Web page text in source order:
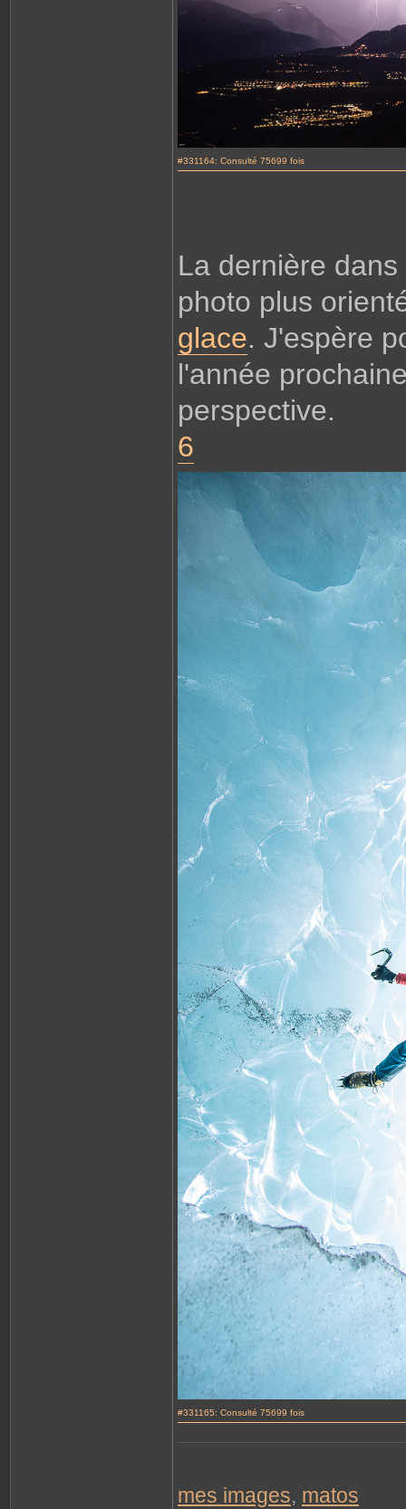
#331164: Consulté 75699 fois
La dernière
photo plus
glace. J'espère
l'année
perspective.
6
#331165: Consulté 75699 fois
mes images, matos